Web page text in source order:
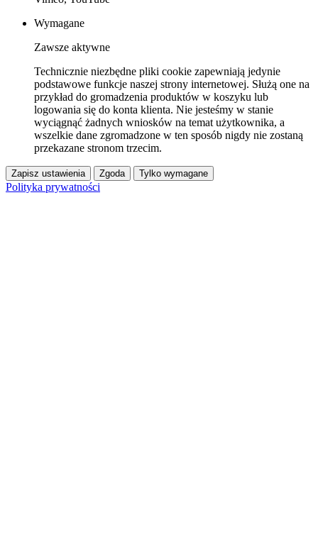
Wymagane
Zawsze aktywne
Technicznie niezbędne pliki cookie zapewniają jedynie
podstawowe funkcje naszej strony internetowej. Służą one na
przykład do gromadzenia produktów w koszyku lub
logowania się do konta klienta. Nie jesteśmy w stanie
wyciągnąć żadnych wniosków na temat użytkownika, a
wszelkie dane zgromadzone w ten sposób nigdy nie zostaną
przekazane stronom trzecim.
Zapisz ustawienia Zgoda Tylko wymagane
Polityka prywatności